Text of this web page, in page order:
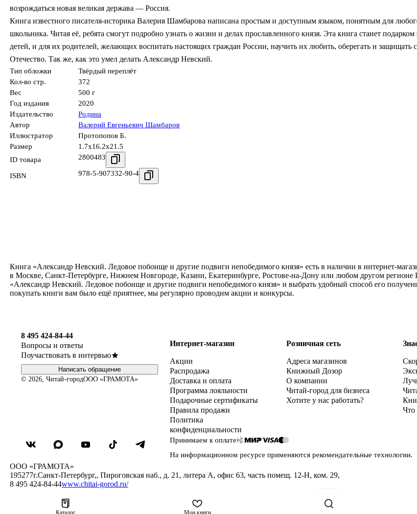
Каталог Мои книги
возрождаться новая великая держава — Россия.
Книга известного писателя-историка Валерия Шамбарова написана простым и доступным языком, понятным для
школьника. Читая её, ребята смогут подробно узнать о жизни и делах прославленного князя. Эта книга станет подарком
детей, и для их родителей, желающих воспитать настоящих граждан России, научить их любить, оберегать и защищать
Отечество. Так же, как это умел делать Александр Невский.
Тип обложки
Твёрдый переплёт
Кол-во стр.
372
Вес
500 г
Год издания
2020
Издательство
Родина
Автор
Валерий Евгеньевич Шамбаров
Иллюстратор
Протопопов Б.
Размер
1.7x16.2x21.5
ID товара
2800483
ISBN 978-5-907332-90-4
Книга «Александр Невский. Ледовое побоище и другие подвиги непобедимого князя» есть в наличии в интернет-
в Москве, Санкт-Петербурге, Нижнем Новгороде, Казани, Екатеринбурге, Ростове-на-Дону или любом другом
«Александр Невский. Ледовое побоище и другие подвиги непобедимого князя» и выбрать удобный способ его
покупать книги вам было ещё приятнее, мы регулярно проводим акции и конкурсы.
8 495 424-84-44
Вопросы и ответы
Поучаствовать в интервью
Написать обращение
© 2026, Читай-городООО «ГРАМОТА»
Интернет-магазин
Акции
Распродажа
Доставка и оплата
Программа лояльности
Подарочные сертификаты
Правила продажи
Политика
конфиденциальности
Розничная сеть
Адреса магазинов
Книжный Дозор
О компании
Читай-город для бизнеса
Хотите у нас работать?
Что
Принимаем к оплате
На информационном ресурсе применяются рекомендательные технологии.
ООО «ГРАМОТА»
195277г.Санкт-Петербург,, Пироговская наб., д. 21, литера А, офис 63, часть помещ. 12-Н, ком. 29,
8 495 424-84-44www.chitai-gorod.ru/